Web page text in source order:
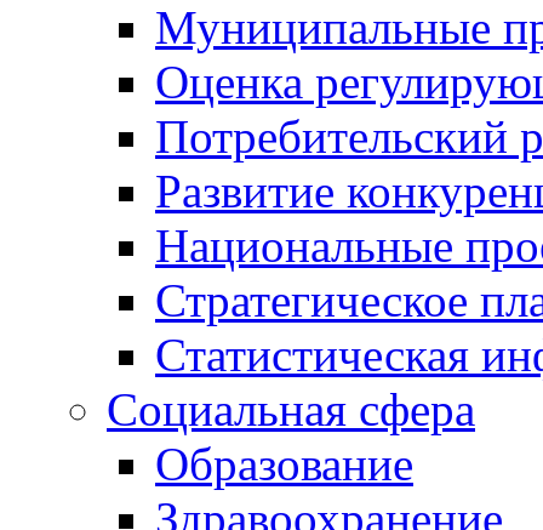
Муниципальные
Оценка
Потребительский
Развитие
Национальные
Стратегическое
Статистическая
Социальная сфера
Образование
Здравоохранение